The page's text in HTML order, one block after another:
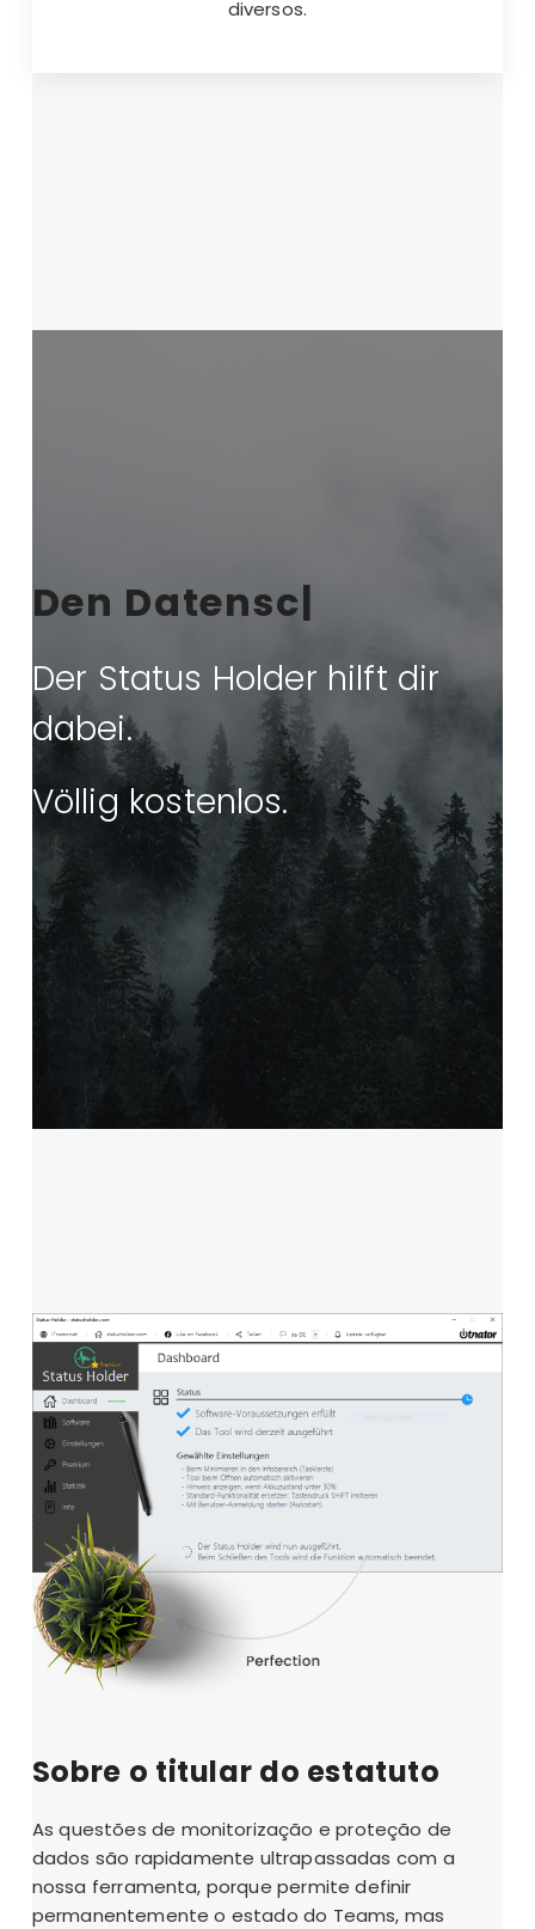
diversos.
|
Der Status Holder hilft dir
dabei.
Völlig kostenlos.
Sobre o titular do estatuto
As questões de monitorização e proteção de
dados são rapidamente ultrapassadas com a
nossa ferramenta, porque permite definir
permanentemente o estado do Teams, mas